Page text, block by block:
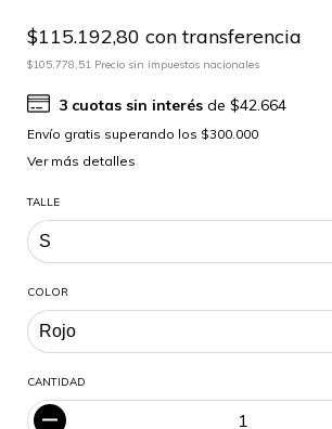
$115.192,80 con transferencia
$105.778,51 Precio sin impuestos nacionales
3cuotas sin interésde $42.664
Ver más detalles
TALLE
COLOR
CANTIDAD